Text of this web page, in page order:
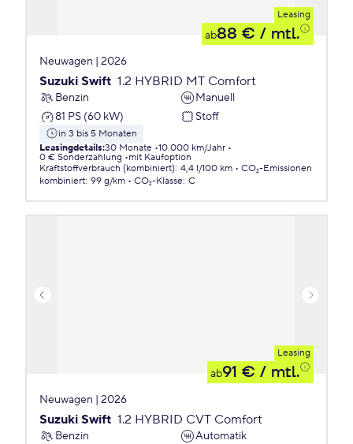
Leasing
ab88 € / mtl.
Neuwagen | 2026
Suzuki Swift 1.2 HYBRID MT Comfort
Benzin
Manuell
81 PS (60 kW)
Stoff
in 3 bis 5 Monaten
Leasingdetails:30 Monate 10.000 km/Jahr
0 € Sonderzahlung
mit Kaufoption
Kraftstoffverbrauch (kombiniert): 4,4 l/100 km
CO₂-Emissionen
kombiniert: 99 g/km CO₂-Klasse: C
Leasing
ab91 € / mtl.
Neuwagen | 2026
Suzuki Swift 1.2 HYBRID CVT Comfort
Benzin
Automatik